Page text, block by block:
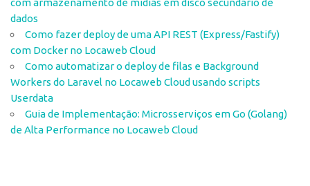
dados
Como fazer deploy de uma API REST (Express/Fastify)
com Docker no Locaweb Cloud
Como automatizar o deploy de filas e Background
Workers do Laravel no Locaweb Cloud usando scripts
Userdata
Guia de Implementação: Microsserviços em Go (Golang)
de Alta Performance no Locaweb Cloud